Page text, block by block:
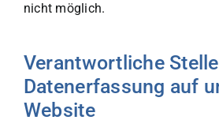
nicht möglich.
Verantwortliche
Datenerfassung auf
Website